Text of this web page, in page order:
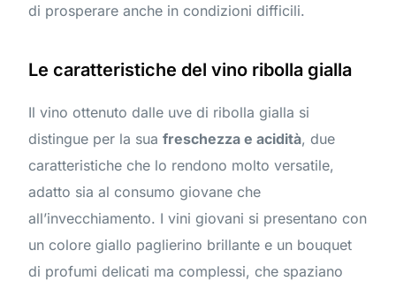
di prosperare anche in condizioni difficili.
Le caratteristiche del vino ribolla gialla
Il vino ottenuto dalle uve di ribolla gialla si
distingue per la suafreschezza e acidità, due
caratteristiche che lo rendono molto versatile,
adatto sia al consumo giovane che
all’invecchiamento. I vini giovani si presentano con
un colore giallo paglierino brillante e un bouquet
di profumi delicati ma complessi, che spaziano